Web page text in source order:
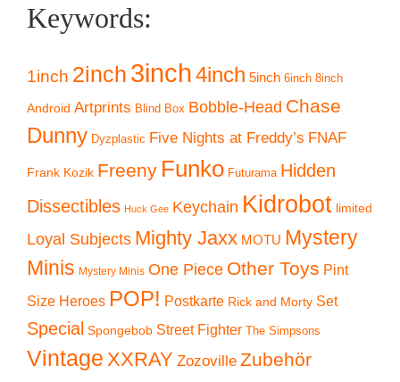
Keywords:
1inch 2inch 3inch4inch 5inch 6inch 8inch
Android Artprints Blind Box Bobble-Head Chase
Dunny Dyzplastic Five Nights at Freddy’s FNAF
Frank Kozik Freeny Funko Futurama Hidden
Dissectibles Huck Gee Keychain Kidrobot limited
Loyal Subjects Mighty Jaxx MOTU Mystery
Minis Mystery Minis One Piece Other Toys Pint
Size Heroes POP! Postkarte Rick and Morty Set
Special Spongebob Street Fighter The Simpsons
Vintage XXRAY Zozoville Zubehör